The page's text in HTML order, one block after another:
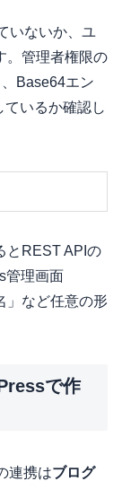
いないか、ユ
。管理者権限の
Base64エン
いるか確認し
とREST APIの
管理画面
など任意の形
で作
連携はブログ